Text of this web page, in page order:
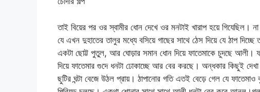
তাই বিয়ের পর ওর স্বামীর ধোন দেখে ওর মনটাই খারাপ হয়ে
যে এখন দুহাতের তালুর মধ্যে বসিয়ে গাছের সাথে ঠেস দিয়ে যে ঠাপ
একটা ছোট্ট পুতুল, আর ঘোড়ার সমান ধোন দিয়ে ফাতেমাকে চুদছে
দিয়ে ফাতেমার গুদে ধনটা ঢোকাচ্ছে আর বের করছে। অন্ধকার কিছুই
ছুটির ঘন্টা বেজে উঠল প্রায়। ঠাপানোর গতি এতই বেড়ে গেল যে